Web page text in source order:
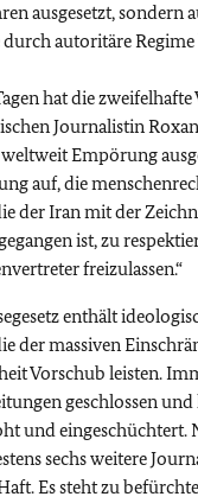
ausgesetzt, sondern
durch autoritäre
hat die
Journalistin
Empörung
auf, die
der Iran mit der
ist, zu
freizulassen.“
enthält
der massiven
Vorschub leisten.
geschlossen
und eingeschüchtert.
sechs weitere
Es steht zu